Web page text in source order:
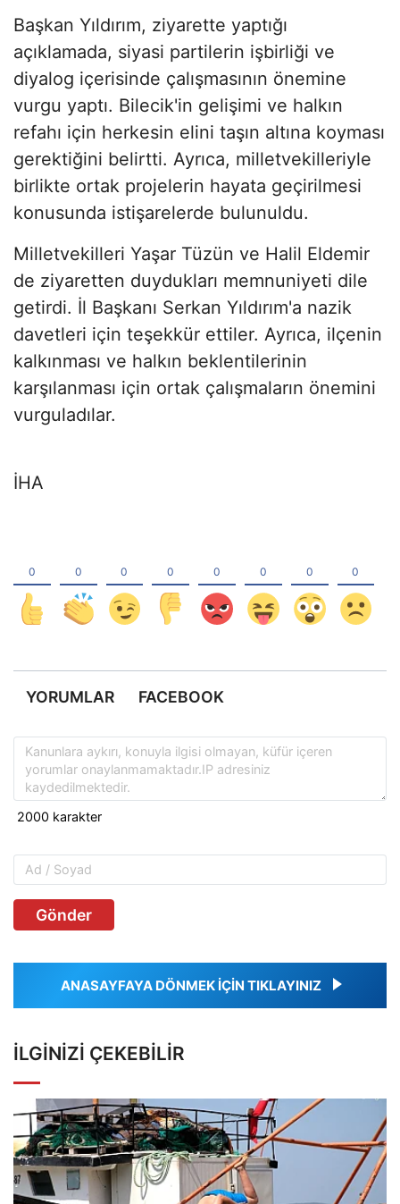
Başkan Yıldırım, ziyarette yaptığı
açıklamada, siyasi partilerin işbirliği ve
diyalog içerisinde çalışmasının önemine
vurgu yaptı. Bilecik'in gelişimi ve halkın
refahı için herkesin elini taşın altına koyması
gerektiğini belirtti. Ayrıca, milletvekilleriyle
birlikte ortak projelerin hayata geçirilmesi
konusunda istişarelerde bulunuldu.
Milletvekilleri Yaşar Tüzün ve Halil Eldemir
de ziyaretten duydukları memnuniyeti dile
getirdi. İl Başkanı Serkan Yıldırım'a nazik
davetleri için teşekkür ettiler. Ayrıca, ilçenin
kalkınması ve halkın beklentilerinin
karşılanması için ortak çalışmaların önemini
vurguladılar.
İHA
YORUMLAR FACEBOOK
Gönder
ANASAYFAYA DÖNMEK İÇİN TIKLAYINIZ
İLGINIZI ÇEKEBILIR